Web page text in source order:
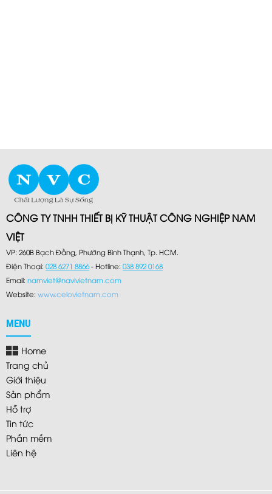
CÔNG TY TNHH THIẾT BỊ KỸ THUẬT CÔNG NGHIỆP NAM
VIỆT
VP: 260B Bạch Đằng, Phường Bình Thạnh, Tp. HCM.
Điện Thoại: 028 6271 8866- Hotline: 038 892 0168
Email: namviet@navivietnam.com
Website: www.celovietnam.com
MENU
Home
Trang chủ
Giới thiệu
Sản phẩm
Hỗ trợ
Tin tức
Phần mềm
Liên hệ